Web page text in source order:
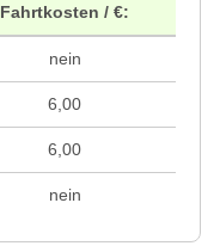
Fahrtkosten / €:
nein
6,00
6,00
nein